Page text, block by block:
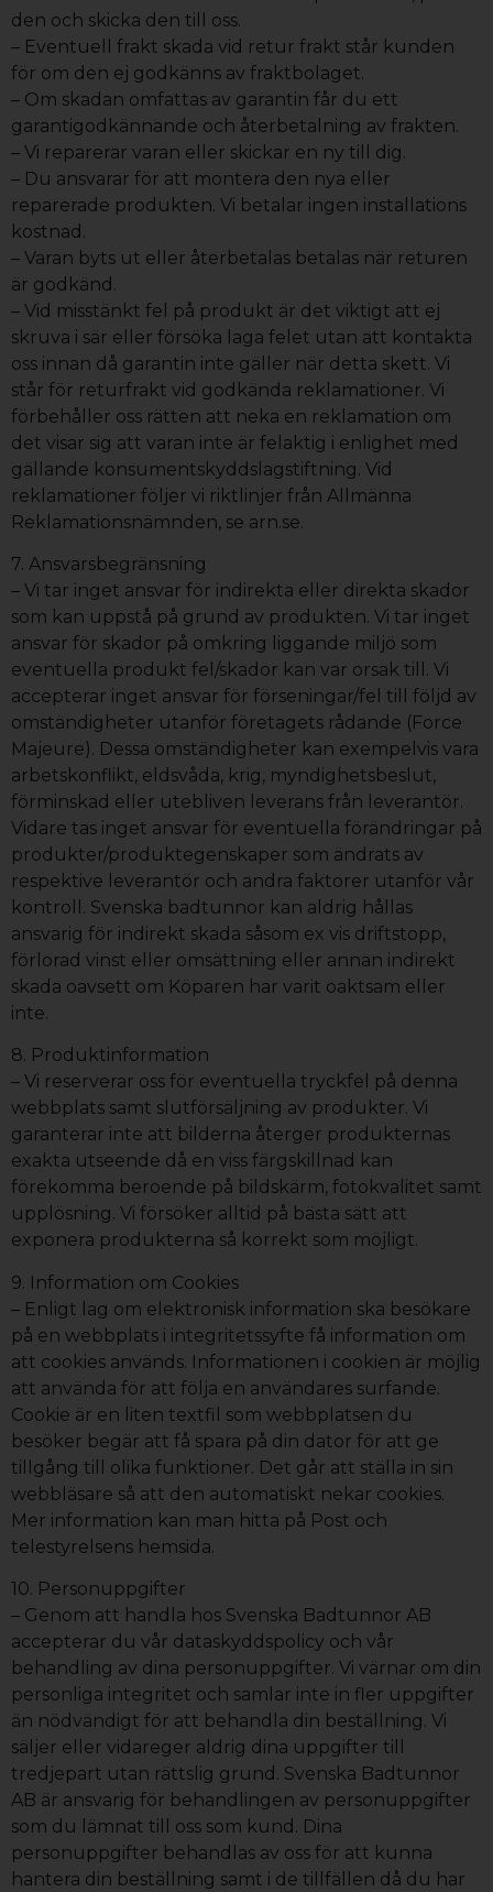
den och skicka den till oss.
– Eventuell frakt skada vid retur frakt står kunden
för om den ej godkänns av fraktbolaget.
– Om skadan omfattas av garantin får du ett
garantigodkännande och återbetalning av frakten.
– Vi reparerar varan eller skickar en ny till dig.
– Du ansvarar för att montera den nya eller
reparerade produkten. Vi betalar ingen installations
kostnad.
– Varan byts ut eller återbetalas betalas när returen
är godkänd.
– Vid misstänkt fel på produkt är det viktigt att ej
skruva i sär eller försöka laga felet utan att kontakta
oss innan då garantin inte gäller när detta skett. Vi
står för returfrakt vid godkända reklamationer. Vi
förbehåller oss rätten att neka en reklamation om
det visar sig att varan inte är felaktig i enlighet med
gällande konsumentskyddslagstiftning. Vid
reklamationer följer vi riktlinjer från Allmänna
Reklamationsnämnden, se arn.se.
7. Ansvarsbegränsning
– Vi tar inget ansvar för indirekta eller direkta skador
som kan uppstå på grund av produkten. Vi tar inget
ansvar för skador på omkring liggande miljö som
eventuella produkt fel/skador kan var orsak till. Vi
accepterar inget ansvar för förseningar/fel till följd av
omständigheter utanför företagets rådande (Force
Majeure). Dessa omständigheter kan exempelvis vara
arbetskonflikt, eldsvåda, krig, myndighetsbeslut,
förminskad eller utebliven leverans från leverantör.
Vidare tas inget ansvar för eventuella förändringar på
produkter/produktegenskaper som ändrats av
respektive leverantör och andra faktorer utanför vår
kontroll. Svenska badtunnor kan aldrig hållas
ansvarig för indirekt skada såsom ex vis driftstopp,
förlorad vinst eller omsättning eller annan indirekt
skada oavsett om Köparen har varit oaktsam eller
inte.
8. Produktinformation
– Vi reserverar oss för eventuella tryckfel på denna
webbplats samt slutförsäljning av produkter. Vi
garanterar inte att bilderna återger produkternas
exakta utseende då en viss färgskillnad kan
förekomma beroende på bildskärm, fotokvalitet samt
upplösning. Vi försöker alltid på bästa sätt att
exponera produkterna så korrekt som möjligt.
9. Information om Cookies
– Enligt lag om elektronisk information ska besökare
på en webbplats i integritetssyfte få information om
att cookies används. Informationen i cookien är möjlig
att använda för att följa en användares surfande.
Cookie är en liten textfil som webbplatsen du
besöker begär att få spara på din dator för att ge
tillgång till olika funktioner. Det går att ställa in sin
webbläsare så att den automatiskt nekar cookies.
Mer information kan man hitta på Post och
telestyrelsens hemsida.
10. Personuppgifter
– Genom att handla hos Svenska Badtunnor AB
accepterar du vår dataskyddspolicy och vår
behandling av dina personuppgifter. Vi värnar om din
personliga integritet och samlar inte in fler uppgifter
än nödvändigt för att behandla din beställning. Vi
säljer eller vidareger aldrig dina uppgifter till
tredjepart utan rättslig grund. Svenska Badtunnor
AB är ansvarig för behandlingen av personuppgifter
som du lämnat till oss som kund. Dina
personuppgifter behandlas av oss för att kunna
hantera din beställning samt i de tillfällen då du har